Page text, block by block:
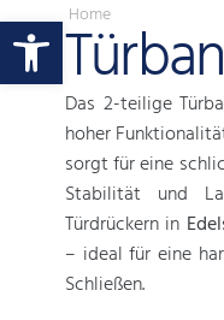
Werkzeugleiste öffnen
Home
Das 2-teilige
hoher
sorgt für eine
Stabilität und
Türdrückern in
– ideal für eine
Schließen.